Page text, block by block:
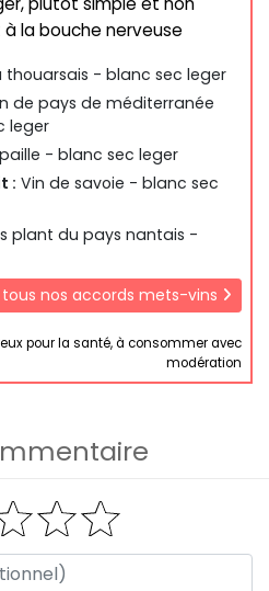
la bouche nerveuse
thouarsais - blanc sec leger
de pays de méditerranée
leger
- blanc sec leger
: Vin de savoie - blanc sec
plant du pays nantais -
tous nos accords mets-vins
pour la santé, à consommer avec
modération